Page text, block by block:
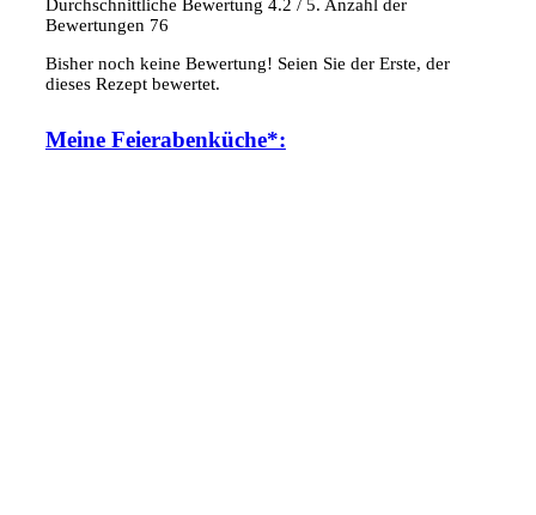
Durchschnittliche Bewertung 4.2 / 5. Anzahl der
Bewertungen 76
Bisher noch keine Bewertung! Seien Sie der Erste, der
dieses Rezept bewertet.
Meine Feierabenküche*: